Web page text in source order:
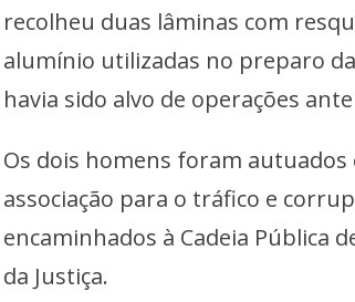
recolheu duas lâminas com
alumínio utilizadas no preparo
havia sido alvo de operações
Os dois homens foram
associação para o tráfico e
encaminhados à Cadeia Pública
da Justiça.